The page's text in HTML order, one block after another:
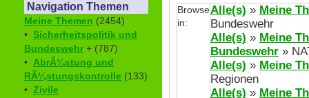
Navigation Themen
Meine Themen (2454)
• Sicherheitspolitik und
Bundeswehr + (787)
• AbrÃ¼stung und
RÃ¼stungskontrolle (133)
• Zivile
Browse
in:
Alle(s) » Meine
Bundeswehr
Alle(s) » Meine
Bundeswehr »
Alle(s) » Meine
Regionen
Alle(s) » Meine